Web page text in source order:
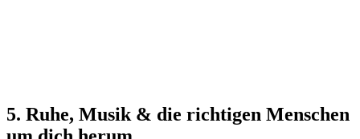
5. Ruhe, Musik & die richtigen Menschen